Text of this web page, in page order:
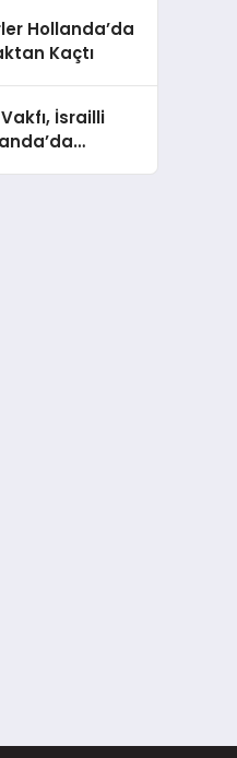
Hollanda’da
Kaçtı
İsrailli